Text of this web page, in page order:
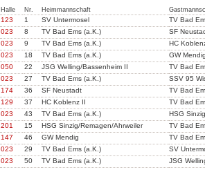
Halle Nr. Heimmannschaft
123 1 SV Untermosel TV Bad
023 8 TV Bad Ems (a.K.) SF
023 9 TV Bad Ems (a.K.) HC
023 18 TV Bad Ems (a.K.) GW Mendig
050 22 JSG Welling/Bassenheim II TV Bad
023 27 TV Bad Ems (a.K.) SSV 95
174 36 SF Neustadt TV Bad
129 37 HC Koblenz II TV Bad
023 43 TV Bad Ems (a.K.) HSG
201 15 HSG Sinzig/Remagen/Ahrweiler TV Bad
147 46 GW Mendig TV Bad
023 29 TV Bad Ems (a.K.) SV
023 50 TV Bad Ems (a.K.) JSG